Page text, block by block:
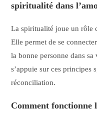
spiritualité dans
La spiritualité joue un rôle
Elle permet de se
la bonne personne dans
s’appuie sur ces principes
réconciliation.
Comment